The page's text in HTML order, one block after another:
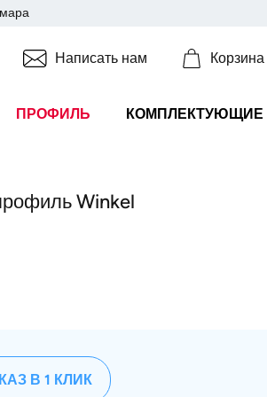
Написать нам Корзина
ПРОФИЛЬ КОМПЛЕКТУЮЩИЕ
Winkel
В 1 КЛИК